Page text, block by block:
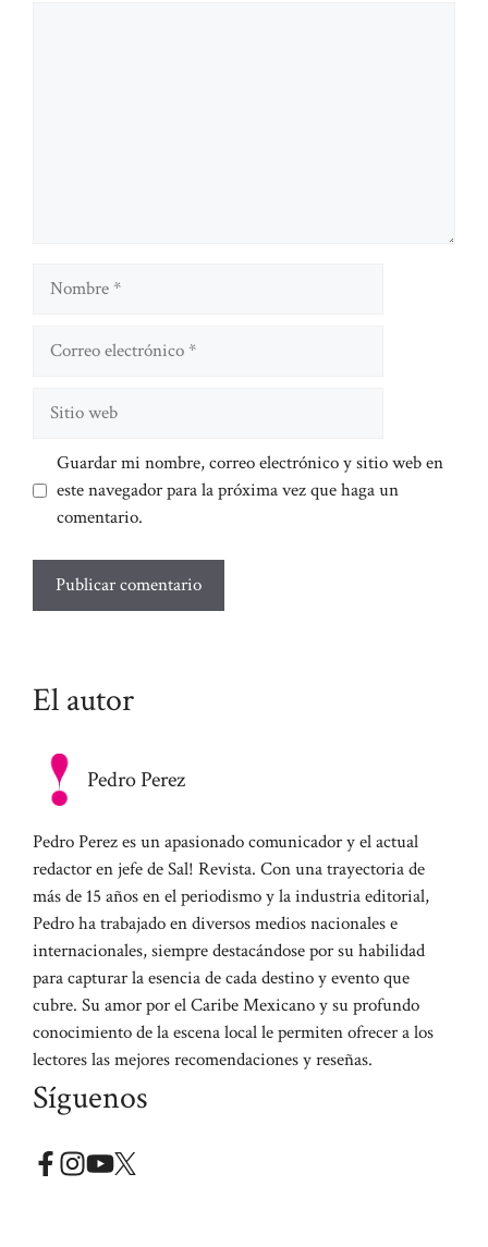
Nombre
Guardar mi nombre, correo electrónico y sitio web en
este navegador para la próxima vez que haga un
comentario.
El autor
Pedro Perez
Pedro Perez es un apasionado comunicador y el actual
redactor en jefe de Sal! Revista. Con una trayectoria de
más de 15 años en el periodismo y la industria editorial,
Pedro ha trabajado en diversos medios nacionales e
internacionales, siempre destacándose por su habilidad
para capturar la esencia de cada destino y evento que
cubre. Su amor por el Caribe Mexicano y su profundo
conocimiento de la escena local le permiten ofrecer a los
lectores las mejores recomendaciones y reseñas.
Síguenos